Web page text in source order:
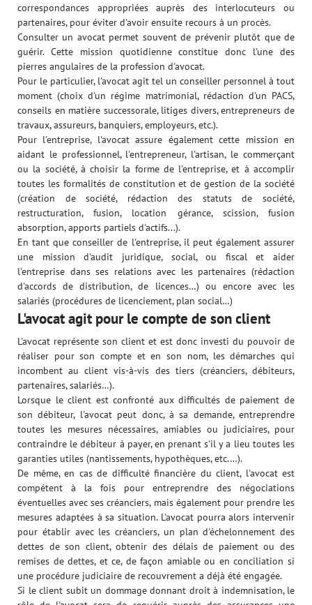
correspondances appropriées auprès des interlocuteurs ou
partenaires, pour éviter d'avoir ensuite recours à un procès.
Consulter un avocat permet souvent de prévenir plutôt que de
guérir. Cette mission quotidienne constitue donc l'une des
pierres angulaires de la profession d'avocat.
Pour le particulier, l'avocat agit tel un conseiller personnel à tout
moment (choix d'un régime matrimonial, rédaction d'un PACS,
conseils en matière successorale, litiges divers, entrepreneurs de
travaux, assureurs, banquiers, employeurs, etc.).
Pour l'entreprise, l'avocat assure également cette mission en
aidant le professionnel, l'entrepreneur, l'artisan, le commerçant
ou la société, à choisir la forme de l'entreprise, et à accomplir
toutes les formalités de constitution et de gestion de la société
(création de société, rédaction des statuts de société,
restructuration, fusion, location gérance, scission, fusion
absorption, apports partiels d'actifs...).
En tant que conseiller de l'entreprise, il peut également assurer
une mission d'audit juridique, social, ou fiscal et aider
l'entreprise dans ses relations avec les partenaires (rédaction
d'accords de distribution, de licences…) ou encore avec les
salariés (procédures de licenciement, plan social…)
L'avocat agit pour le compte de son client
L'avocat représente son client et est donc investi du pouvoir de
réaliser pour son compte et en son nom, les démarches qui
incombent au client vis-à-vis des tiers (créanciers, débiteurs,
partenaires, salariés…).
Lorsque le client est confronté aux difficultés de paiement de
son débiteur, l'avocat peut donc, à sa demande, entreprendre
toutes les mesures nécessaires, amiables ou judiciaires, pour
contraindre le débiteur à payer, en prenant s'il y a lieu toutes les
garanties utiles (nantissements, hypothèques, etc.…).
De même, en cas de difficulté financière du client, l'avocat est
compétent à la fois pour entreprendre des négociations
éventuelles avec ses créanciers, mais également pour prendre les
mesures adaptées à sa situation. L'avocat pourra alors intervenir
pour établir avec les créanciers, un plan d'échelonnement des
dettes de son client, obtenir des délais de paiement ou des
remises de dettes, et ce, de façon amiable ou en conciliation si
une procédure judiciaire de recouvrement a déjà été engagée.
Si le client subit un dommage donnant droit à indemnisation, le